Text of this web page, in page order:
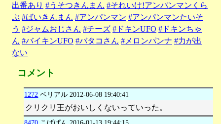
出番あり #うそつきんまん #それいけ!アンパンマンくら
ぶ #ばいきんまん #アンパンマン #アンパンマンたいそ
う #ジャムおじさん #チーズ #ドキンUFO #ドキンちゃ
ん #バイキンUFO #バタコさん #メロンパンナ #力が出
ない
コメント
1272 ベリアル 2012-06-08 19:40:41
クリクリ王がおいしくないっていった。